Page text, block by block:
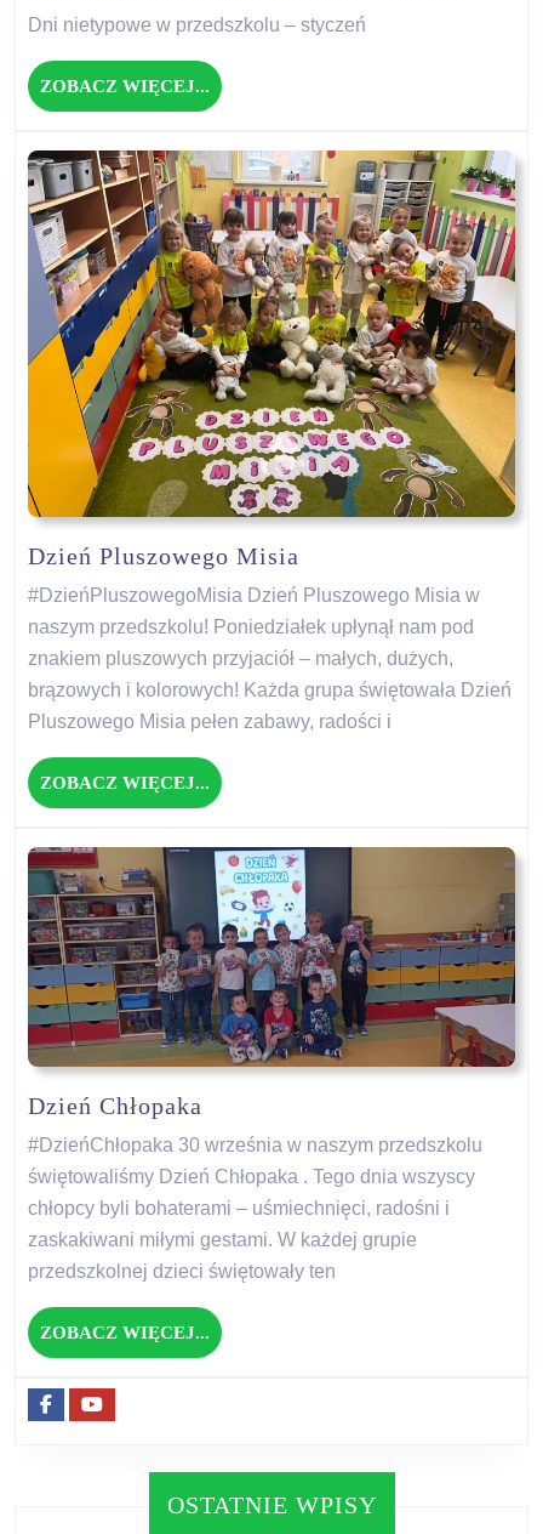
Dni nietypowe w przedszkolu – styczeń
ZOBACZ WIĘCEJ... ZOBACZ
WIĘCEJ...
Dzień Pluszowego Misia
Pluszowego
Misia
#DzieńPluszowegoMisia Dzień Pluszowego Misia w
naszym przedszkolu! Poniedziałek upłynął nam pod
znakiem pluszowych przyjaciół – małych, dużych,
brązowych i kolorowych! Każda grupa świętowała Dzień
Pluszowego Misia pełen zabawy, radości i
ZOBACZ WIĘCEJ... ZOBACZ
WIĘCEJ...
Dzień Chłopaka
Chłopaka
#DzieńChłopaka 30 września w naszym przedszkolu
świętowaliśmy Dzień Chłopaka . Tego dnia wszyscy
chłopcy byli bohaterami – uśmiechnięci, radośni i
zaskakiwani miłymi gestami. W każdej grupie
przedszkolnej dzieci świętowały ten
ZOBACZ WIĘCEJ... ZOBACZ
WIĘCEJ...
FacebookYoutube
OSTATNIE WPISY